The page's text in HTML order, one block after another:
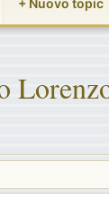
+ Nuovo topic